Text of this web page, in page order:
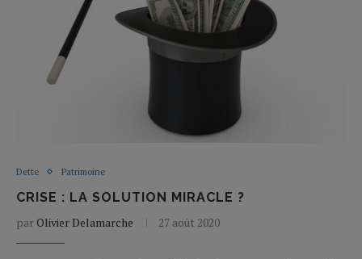
Dette Patrimoine
CRISE : LA SOLUTION MIRACLE ?
parOlivier Delamarche 27 août 2020